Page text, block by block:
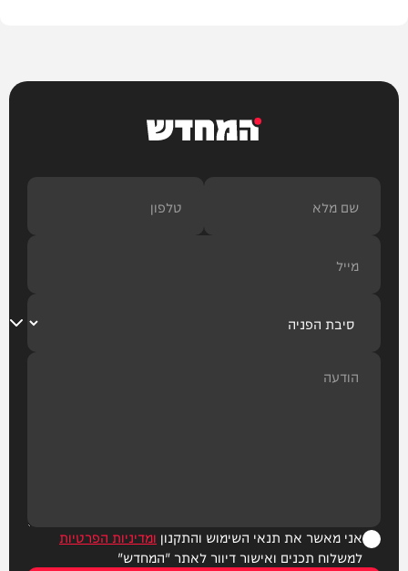
המחדש
אני מאשר את תנאי השימוש והתקנון ומדיניות הפרטיות
למשלוח תכנים ואישור דיוור לאתר "המחדש"